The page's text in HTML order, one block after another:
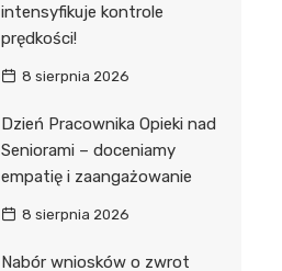
intensyfikuje kontrole
prędkości!
8 sierpnia 2026
Dzień Pracownika Opieki nad
Seniorami – doceniamy
empatię i zaangażowanie
8 sierpnia 2026
Nabór wniosków o zwrot